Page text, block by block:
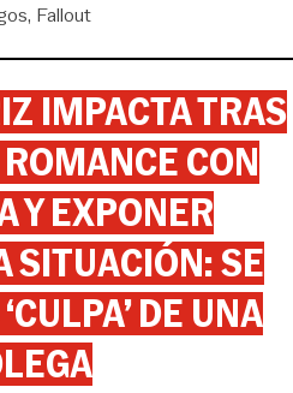
Fallout
IMPACTA TRAS
CON
Y EXPONER
SITUACIÓN: SE
DE UNA